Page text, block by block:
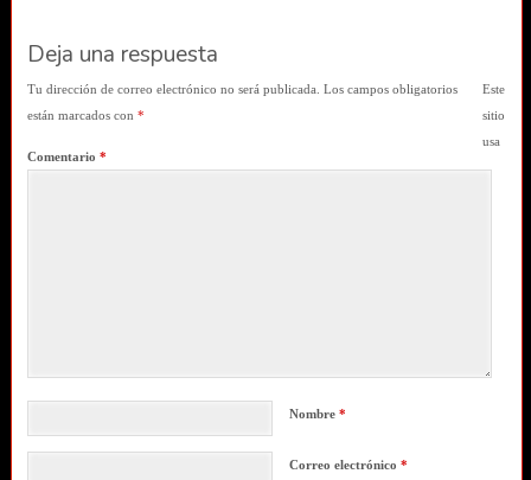
Deja una respuesta
Tu dirección de correo electrónico no será publicada. Los campos obligatorios
están marcados con *
Comentario *
Nombre *
Correo electrónico *
Este
sitio
usa